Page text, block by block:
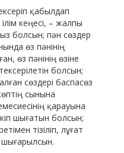
қабылдап
кеңесі, – жалпы
болсын; пән сөздер
өз пәнінің
өз пәнінің өзіне
болсын;
сөздері баспасөз
сынына
қарауына
шығатын болсын;
тізіліп, лұғат